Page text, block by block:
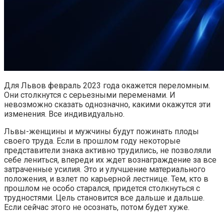
Для Львов февраль 2023 года окажется переломным.
Они столкнутся с серьезными переменами. И
невозможно сказать однозначно, какими окажутся эти
изменения. Все индивидуально.
Львы-женщины и мужчины будут пожинать плоды
своего труда. Если в прошлом году некоторые
представители знака активно трудились, не позволяли
себе лениться, впереди их ждет вознаграждение за все
затраченные усилия. Это и улучшение материального
положения, и взлет по карьерной лестнице. Тем, кто в
прошлом не особо старался, придется столкнуться с
трудностями. Цель становится все дальше и дальше.
Если сейчас этого не осознать, потом будет хуже.